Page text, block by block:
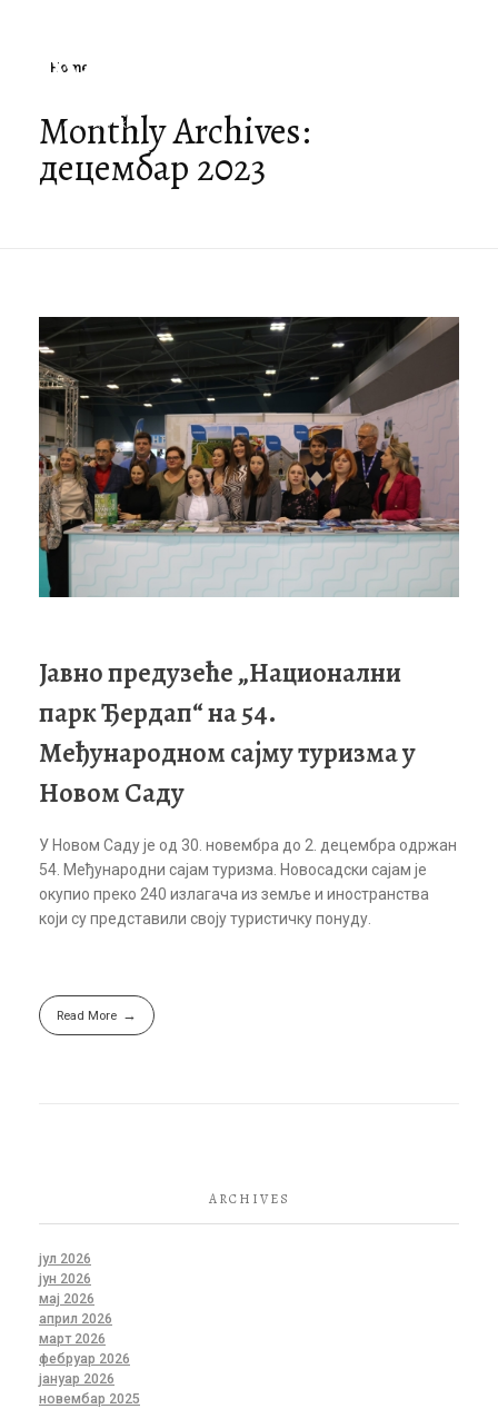
Home
Monthly Archives:
децембар 2023
Јавно предузеће „Национални
парк Ђердап“ на 54.
Међународном сајму туризма у
Новом Саду
У Новом Саду је од 30. новембра до 2. децембра одржан
54. Међународни сајам туризма. Новосадски сајам је
окупио преко 240 излагача из земље и иностранства
који су представили своју туристичку понуду.
Read More
ARCHIVES
јул 2026
јун 2026
мај 2026
април 2026
март 2026
фебруар 2026
јануар 2026
новембар 2025